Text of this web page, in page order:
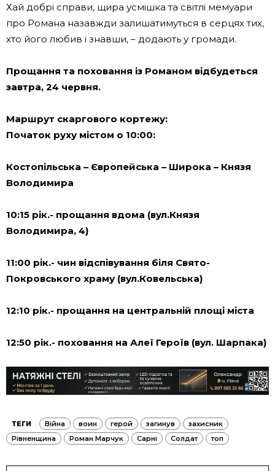
Хай добрі справи, щира усмішка та світлі мемуари
про Романа назавжди залишатимуться в серцях тих,
хто його любив і знавши, – додають у громади.
Прощання та поховання із Романом відбудеться
завтра, 24 червня.
Маршрут скаргового кортежу:
Початок руху містом о 10:00:
Костопільська – Європейська – Широка – Князя
Володимира
10:15 рік.- прощання вдома (вул.Князя
Володимира, 4)
11:00 рік.- чин відспівування біля Свято-
Покровського храму (вул.Ковельська)
12:10 рік.- прощання на центральній площі міста
12:50 рік.- поховання на Алеї Героїв (вул. Шарпака)
ТЕГИ Війна воин герой загинув
захисник
Рівненщина
Роман Марчук Сарні Солдат топ